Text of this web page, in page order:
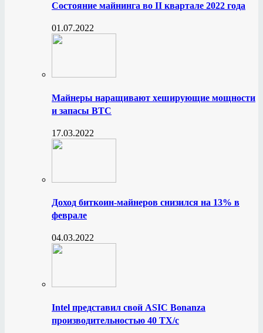
Состояние майнинга во II квартале 2022 года
01.07.2022
Майнеры наращивают хеширующие мощности
и запасы BTC
17.03.2022
Доход биткоин-майнеров снизился на 13% в
феврале
04.03.2022
Intel представил свой ASIC Bonanza
производительностью 40 ТХ/с